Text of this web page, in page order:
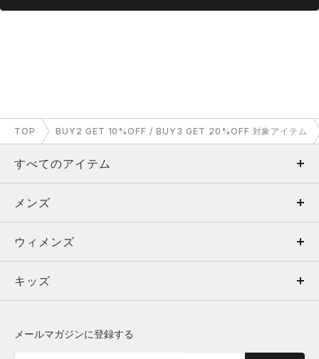
TOP BUY2 GET 10%OFF / BUY3 GET 20%OFF 対象アイテム
すべてのアイテム
メンズ
ウィメンズ
キッズ
メンズ
トップス
ボトムス
ウィメンズ
トップス
キッズ
メールマガジンに登録する